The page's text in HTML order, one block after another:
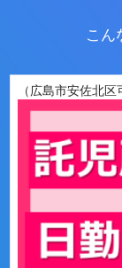
こん
（広島市安佐北